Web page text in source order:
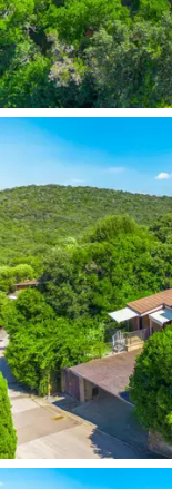
출된 석재 디테
한 원목 바닥과
로우아함과 기
다.최근 리모델
생활 편의성을
모든 디테일이
메인 빌라의내
이 주를 이룹니
블 거실로 이어
니다. 거실은탁
외가 훌륭하게
룸 주방도 마련
욕실과 옷장이
침실로 쉽게
습니다.